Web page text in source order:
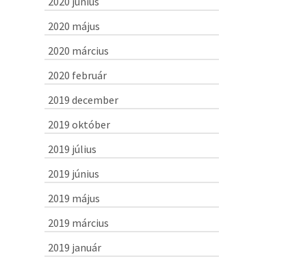
2020 május
2020 március
2020 február
2019 december
2019 október
2019 július
2019 június
2019 május
2019 március
2019 január